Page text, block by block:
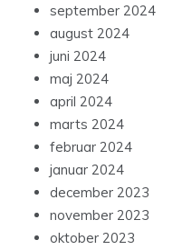
september 2024
august 2024
juni 2024
maj 2024
april 2024
marts 2024
februar 2024
januar 2024
december 2023
november 2023
oktober 2023